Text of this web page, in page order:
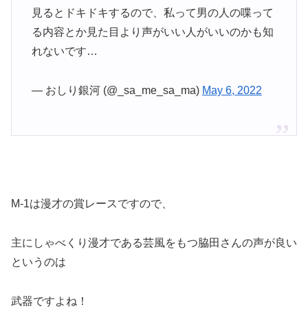
見るとドキドキするので、私って男の人の喋って
る内容とか見た目より声がいい人がいいのかも知
れないです…
— おしり銀河 (@_sa_me_sa_ma) May 6, 2022
M-1は漫才の賞レースですので、
主にしゃべくり漫才である芸風をもつ脇田さんの声が良い
というのは
武器ですよね！